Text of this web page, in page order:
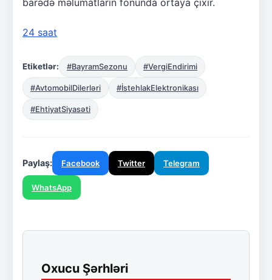
24 saat
Etiketlər: #BayramSezonu #VergiEndirimi
#AvtomobilDilerləri #İstehlakElektronikası
#EhtiyatSiyasəti
Paylaş: Facebook Twitter Telegram
WhatsApp
Oxucu Şərhləri